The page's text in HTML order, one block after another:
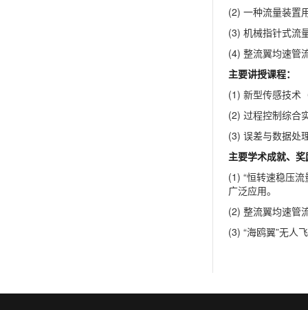
(2) 一种流量装置
(3) 机械指针式流
(4) 整流翼均速管
主要讲授课程：
(1) 新型传感技术
(2) 过程控制综合
(3) 误差与数据处
主要学术成就、
(1) “恒转速稳压
广泛应用。
(2) 整流翼均速管
(3) “海鸥翼”无人